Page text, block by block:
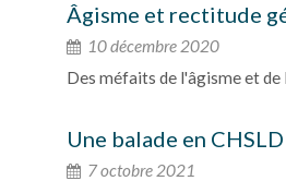
Âgisme et rectitude
10 décembre 2020
Des méfaits de l'âgisme et
Une balade en CHSLD
7 octobre 2021